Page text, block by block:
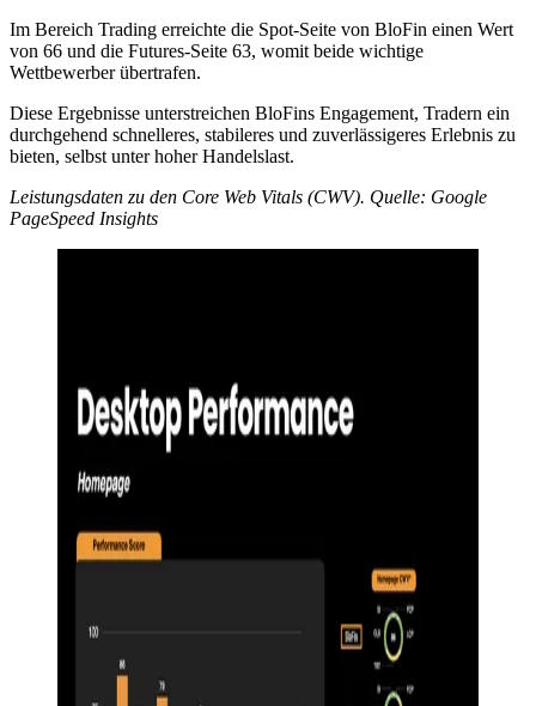
Im Bereich Trading erreichte die Spot-Seite von BloFin einen Wert
von 66 und die Futures-Seite 63, womit beide wichtige
Wettbewerber übertrafen.
Diese Ergebnisse unterstreichen BloFins Engagement, Tradern ein
durchgehend schnelleres, stabileres und zuverlässigeres Erlebnis zu
bieten, selbst unter hoher Handelslast.
Leistungsdaten zu den Core Web Vitals (CWV). Quelle: Google
PageSpeed Insights